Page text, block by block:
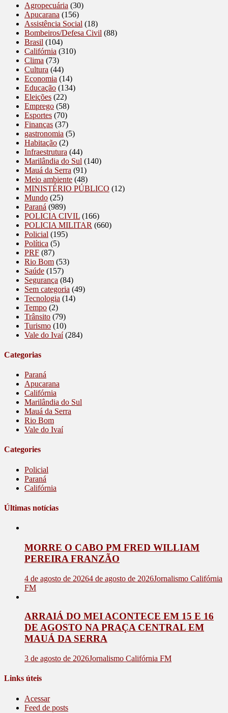
Agropecuária (30)
Apucarana (156)
Assistência Social (18)
Bombeiros/Defesa Civil (88)
Brasil (104)
Califórnia (310)
Clima (73)
Cultura (44)
Economia (14)
Educação (134)
Eleições (22)
Emprego (58)
Esportes (70)
Finanças (37)
gastronomia (5)
Habitação (2)
Infraestrutura (44)
Marilândia do Sul (140)
Mauá da Serra (91)
Meio ambiente (48)
MINISTÉRIO PÚBLICO (12)
Mundo (25)
Paraná (989)
POLICIA CIVIL (166)
POLICIA MILITAR (660)
Policial (195)
Política (5)
PRF (87)
Rio Bom (53)
Saúde (157)
Segurança (84)
Sem categoria (49)
Tecnologia (14)
Tempo (2)
Trânsito (79)
Turismo (10)
Vale do Ivaí(284)
Categorias
Paraná
Apucarana
Califórnia
Marilândia do Sul
Mauá da Serra
Rio Bom
Vale do Ivaí
Categories
Policial
Paraná
Califórnia
Últimas notícias
MORRE O CABO PM FRED WILLIAM
PEREIRA FRANZÃO
4 de agosto de 20264 de agosto de 2026Jornalismo Califórnia
FM
ARRAIÁ DO MEI ACONTECE EM 15 E 16
DE AGOSTO NA PRAÇA CENTRAL EM
MAUÁ DA SERRA
3 de agosto de 2026Jornalismo Califórnia FM
Links úteis
Acessar
Feed de posts